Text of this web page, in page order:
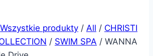
Wszystkie produkty / All / CHRISTI
/ SWIM SPA / WANNA